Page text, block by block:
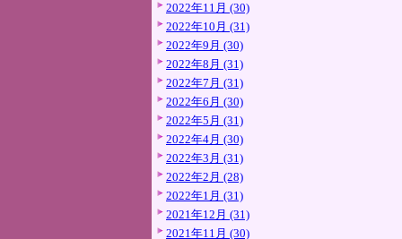
2022年11月 (30)
2022年10月 (31)
2022年9月 (30)
2022年8月 (31)
2022年7月 (31)
2022年6月 (30)
2022年5月 (31)
2022年4月 (30)
2022年3月 (31)
2022年2月 (28)
2022年1月 (31)
2021年12月 (31)
2021年11月 (30)